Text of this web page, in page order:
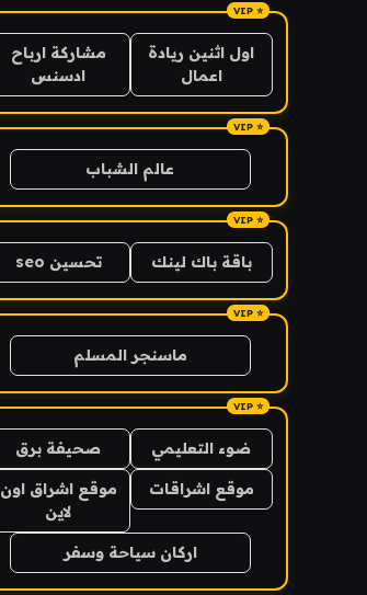
اول اثنين ريادة
اعمال
مشاركة ارباح
ادسنس
عالم الشباب
باقة باك لينك تحسين seo
ماسنجر المسلم
ضوء التعليمي صحيفة برق
موقع اشراقات
موقع اشراق اون
لاين
اركان سياحة وسفر